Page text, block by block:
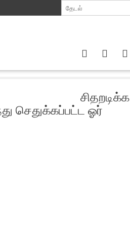
சிதறடிக்க
செதுக்கப்பட்ட ஓர்